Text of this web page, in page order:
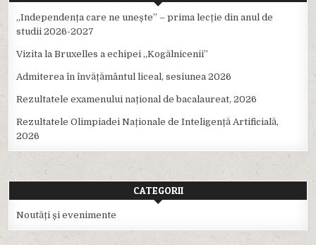
,,Independența care ne unește” – prima lecție din anul de
studii 2026-2027
Vizita la Bruxelles a echipei ,,Kogălnicenii”
Admiterea în învățământul liceal, sesiunea 2026
Rezultatele examenului național de bacalaureat, 2026
Rezultatele Olimpiadei Naționale de Inteligență Artificială,
2026
CATEGORII
Noutăți și evenimente